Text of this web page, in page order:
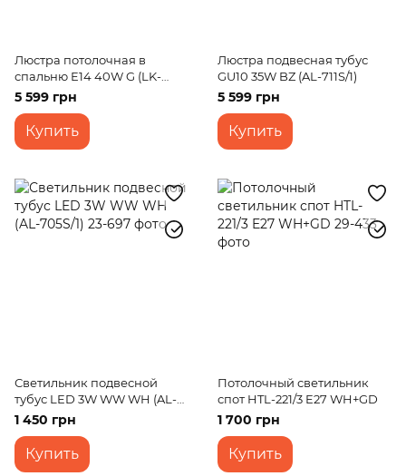
Люстра потолочная в
спальню E14 40W G (LK-
669C/8)
5 599 грн
Купить
Люстра подвесная тубус
GU10 35W BZ (AL-711S/1)
5 599 грн
Купить
Светильник подвесной
тубус LED 3W WW WH (AL-
705S/1)
1 450 грн
Купить
Потолочный светильник
спот HTL-221/3 E27 WH+GD
1 700 грн
Купить